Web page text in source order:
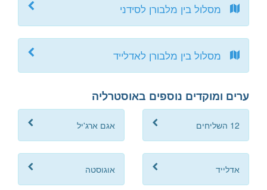
מסלול בין מלבורן לסידני
מסלול בין מלבורן לאדלייד
ערים ומוקדים נוספים באוסטרליה
12 השליחים אגם ארג'יל
אדלייד אוגוסטה